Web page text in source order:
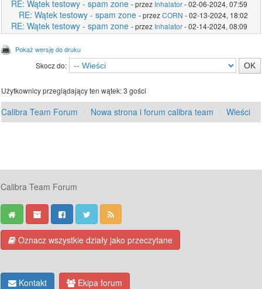
RE: Wątek testowy - spam zone - przez Inhalator- 02-06-2024, 07:59
RE: Wątek testowy - spam zone - przezCORN - 02-13-2024, 18:02
RE: Wątek testowy - spam zone - przez Inhalator- 02-14-2024, 08:09
Pokaż wersję do druku
Skocz do:
Użytkownicy przeglądający ten wątek: 3 gości
Calibra Team Forum Nowa strona i forum calibra team Wieści
Calibra Team Forum
Oznacz wszystkie działy jako przeczytane
Kontakt Ekipa forum